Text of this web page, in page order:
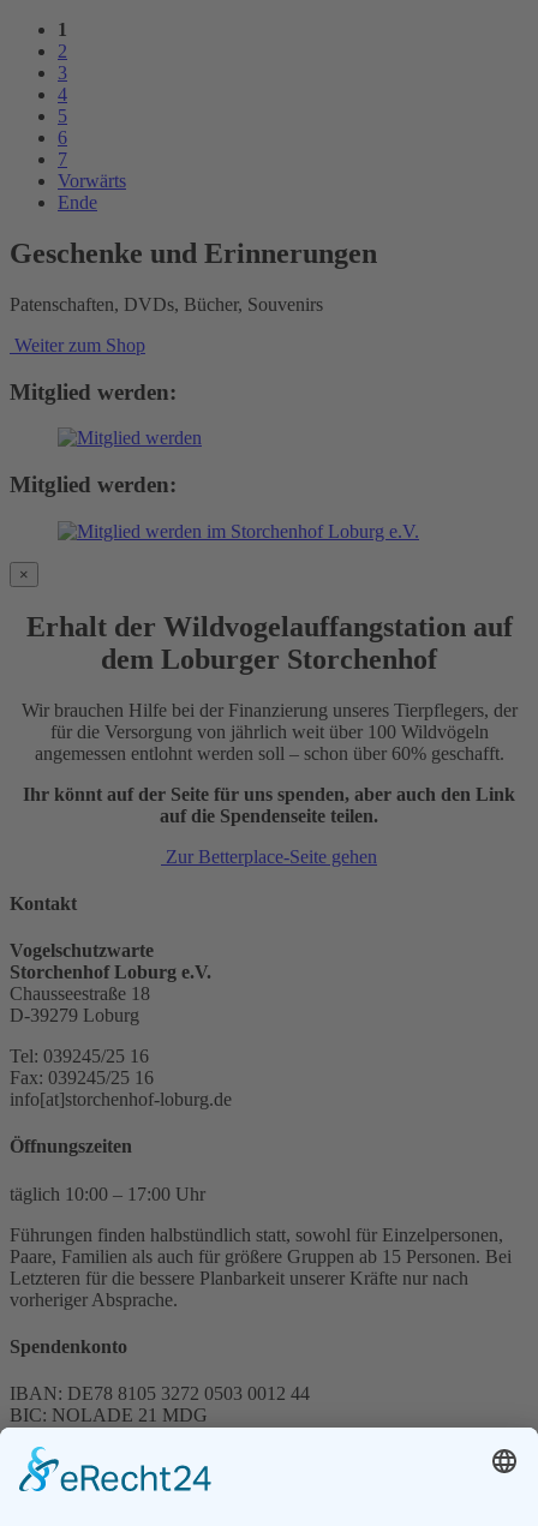
1
2
3
4
5
6
7
Vorwärts
Ende
Geschenke und Erinnerungen
Patenschaften, DVDs, Bücher, Souvenirs
Weiter zum Shop
Mitglied werden:
Mitglied werden:
×
Erhalt der Wildvogelauffangstation auf
dem Loburger Storchenhof
Wir brauchen Hilfe bei der Finanzierung unseres Tierpflegers, der
für die Versorgung von jährlich weit über 100 Wildvögeln
angemessen entlohnt werden soll – schon über 60% geschafft.
Ihr könnt auf der Seite für uns spenden, aber auch den Link
auf die Spendenseite teilen.
Zur Betterplace-Seite gehen
Kontakt
Vogelschutzwarte
Storchenhof Loburg e.V.
Chausseestraße 18
D-39279 Loburg
Tel: 039245/25 16
Fax: 039245/25 16
info[at]storchenhof-loburg.de
Öffnungszeiten
täglich 10:00 – 17:00 Uhr
Führungen finden halbstündlich statt, sowohl für Einzelpersonen,
Paare, Familien als auch für größere Gruppen ab 15 Personen. Bei
Letzteren für die bessere Planbarkeit unserer Kräfte nur nach
vorheriger Absprache.
Spendenkonto
IBAN: DE78 8105 3272 0503 0012 44
BIC: NOLADE 21 MDG
Spenden können steuerlich abgesetzt werden